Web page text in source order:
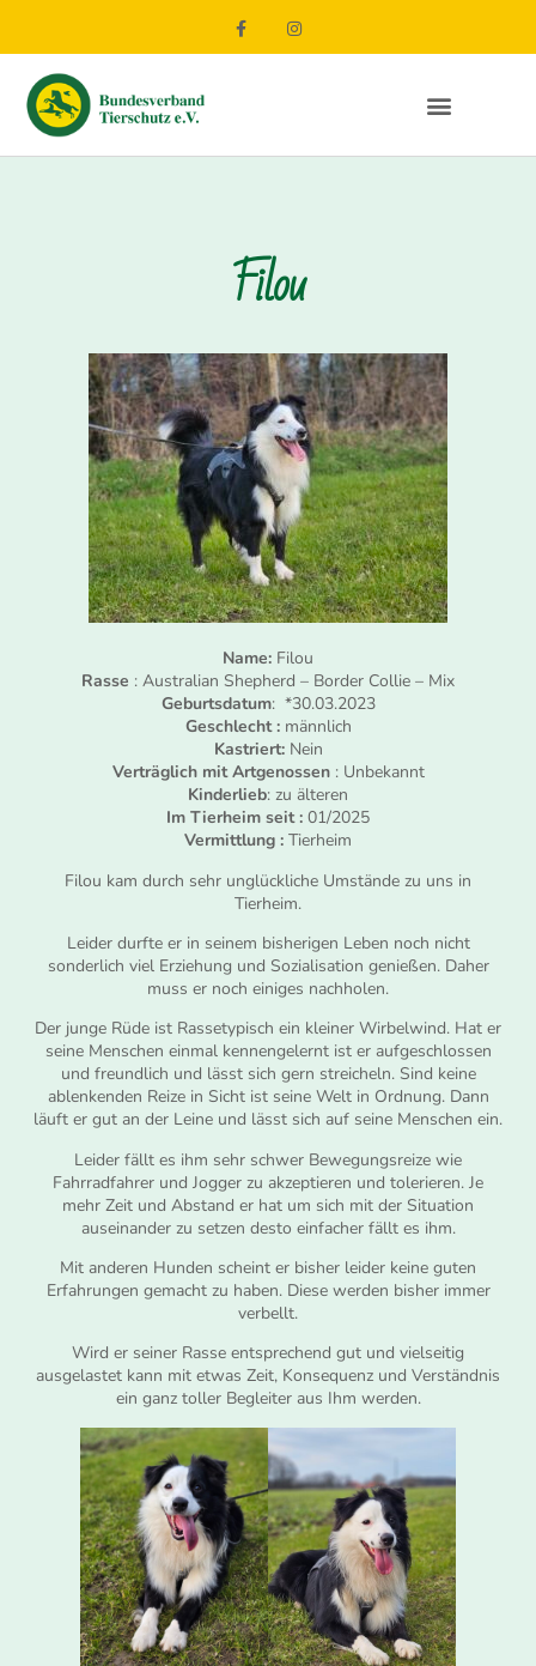
Filou
Name: Filou
Rasse : Australian Shepherd – Border Collie – Mix
Geburtsdatum: *30.03.2023
Geschlecht :männlich
Kastriert: Nein
Verträglich mit Artgenossen : Unbekannt
Kinderlieb: zu älteren
Im Tierheim seit : 01/2025
Vermittlung : Tierheim
Filou kam durch sehr unglückliche Umstände zu uns in
Tierheim.
Leider durfte er in seinem bisherigen Leben noch nicht
sonderlich viel Erziehung und Sozialisation genießen. Daher
muss er noch einiges nachholen.
Der junge Rüde ist Rassetypisch ein kleiner Wirbelwind. Hat er
seine Menschen einmal kennengelernt ist er aufgeschlossen
und freundlich und lässt sich gern streicheln. Sind keine
ablenkenden Reize in Sicht ist seine Welt in Ordnung. Dann
läuft er gut an der Leine und lässt sich auf seine Menschen ein.
Leider fällt es ihm sehr schwer Bewegungsreize wie
Fahrradfahrer und Jogger zu akzeptieren und tolerieren. Je
mehr Zeit und Abstand er hat um sich mit der Situation
auseinander zu setzen desto einfacher fällt es ihm.
Mit anderen Hunden scheint er bisher leider keine guten
Erfahrungen gemacht zu haben. Diese werden bisher immer
verbellt.
Wird er seiner Rasse entsprechend gut und vielseitig
ausgelastet kann mit etwas Zeit, Konsequenz und Verständnis
ein ganz toller Begleiter aus Ihm werden.